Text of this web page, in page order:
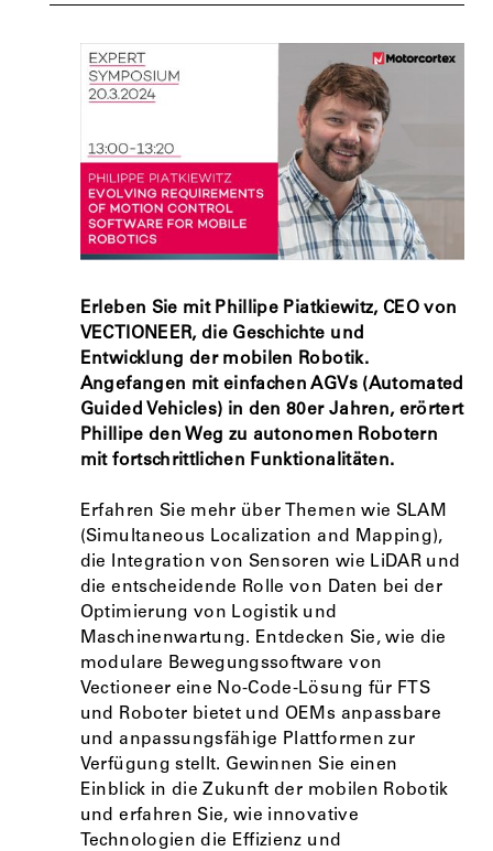
Erleben Sie mit Phillipe Piatkiewitz, CEO von
VECTIONEER, die Geschichte und
Entwicklung der mobilen Robotik.
Angefangen mit einfachen AGVs (Automated
Guided Vehicles) in den 80er Jahren, erörtert
Phillipe den Weg zu autonomen Robotern
mit fortschrittlichen Funktionalitäten.
Erfahren Sie mehr über Themen wie SLAM
(Simultaneous Localization and Mapping),
die Integration von Sensoren wie LiDAR und
die entscheidende Rolle von Daten bei der
Optimierung von Logistik und
Maschinenwartung. Entdecken Sie, wie die
modulare Bewegungssoftware von
Vectioneer eine No-Code-Lösung für FTS
und Roboter bietet und OEMs anpassbare
und anpassungsfähige Plattformen zur
Verfügung stellt. Gewinnen Sie einen
Einblick in die Zukunft der mobilen Robotik
und erfahren Sie, wie innovative
Technologien die Effizienz und